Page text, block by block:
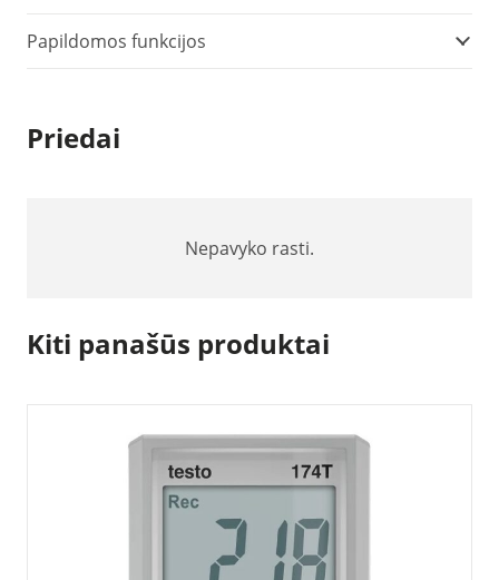
Papildomos funkcijos
Priedai
Nepavyko rasti.
Kiti panašūs produktai